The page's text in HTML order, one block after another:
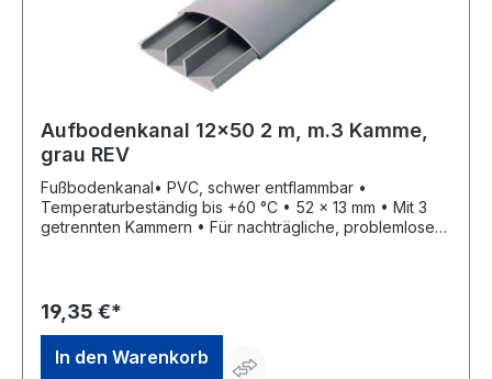
Aufbodenkanal 12x50 2 m, m.3 Kamme,
grau REV
Fußbodenkanal• PVC, schwer entflammbar •
Temperaturbeständig bis +60 °C • 52 x 13 mm • Mit 3
getrennten Kammern • Für nachträgliche, problemlose
von oben: 50 Newton/10 cmHersteller: REV Ritter GmbH,
Frankenstr.1-4, 63776 Mömbris, DE, +4960297070,
info@rev.de
19,35 €*
In den Warenkorb